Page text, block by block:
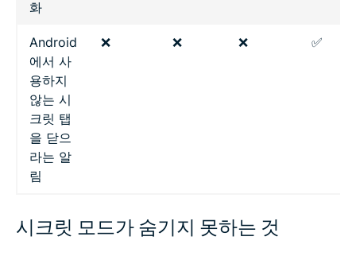
화
Android
에서 사
용하지
않는 시
크릿 탭
을 닫으
라는 알
림
❌ ❌ ❌ ✅
시크릿 모드가 숨기지 못하는 것